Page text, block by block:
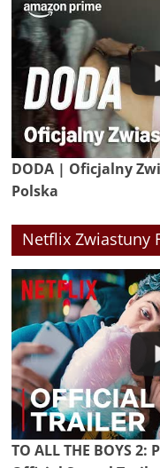
DODA | Oficjalny
Polska
Netflix Zwiastuny
TO ALL THE BOYS 2: